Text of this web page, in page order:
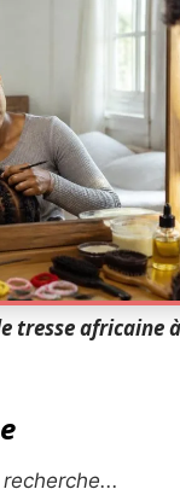
tresse africaine